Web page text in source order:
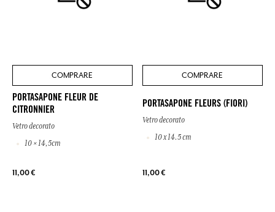
COMPRARE
PORTASAPONE FLEUR DE
CITRONNIER
Vetro decorato
10 × 14,5cm
11,00 €
COMPRARE
PORTASAPONE FLEURS (FIORI)
Vetro decorato
10 x 14.5 cm
11,00 €